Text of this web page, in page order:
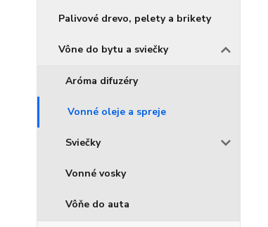
Palivové drevo, pelety a brikety
Vône do bytu a sviečky
Aróma difuzéry
Vonné oleje a spreje
Sviečky
Vonné vosky
Vôňe do auta